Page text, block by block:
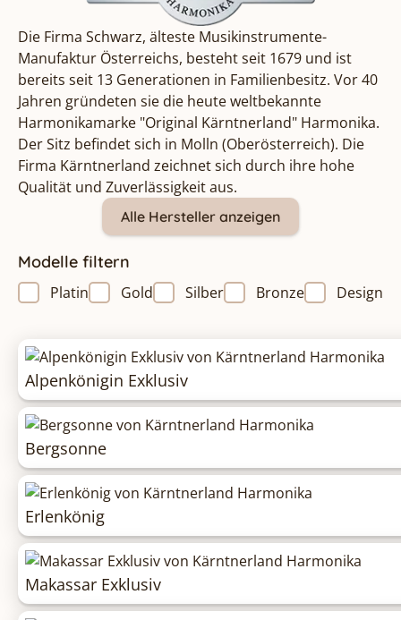
Die Firma Schwarz, älteste Musikinstrumente-
Manufaktur Österreichs, besteht seit 1679 und ist
bereits seit 13 Generationen in Familienbesitz. Vor 40
Jahren gründeten sie die heute weltbekannte
Harmonikamarke "Original Kärntnerland" Harmonika.
Der Sitz befindet sich in Molln (Oberösterreich). Die
Firma Kärntnerland zeichnet sich durch ihre hohe
Qualität und Zuverlässigkeit aus.
Alle Hersteller anzeigen
Modelle filtern
Platin Gold Silber Bronze Design
Alpenkönigin Exklusiv
Bergsonne
Erlenkönig
Makassar Exklusiv